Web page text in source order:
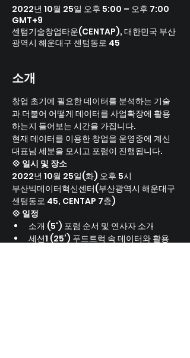
2022년 10월 25일 오후 5:00 – 오후 7:00
GMT+9
센텀기술창업타운(CENTAP), 대한민국 부산
광역시 해운대구 센텀동로 45
소개
창업 초기에 필요한 데이터를 분석하는 기술
과 더불어 어떻게 데이터를 사업확장에 활용
하는지 들어보는 시간을 가집니다.
현재 데이터를 이용한 창업을 운영중에 계신
대표님 세분을 모시고 포럼이 진행됩니다.
💠 일시 및 장소
2022년 10월 25일(화) 오후 5시
부산빅데이터혁신센터(부산광역시 해운대구
센텀동로 45, CENTAP 7층)
💠 일정
소개 (5') 포럼 순서 및 연사자 소개
세션1 (25’) 푸드트럭 속 데이터와 활용